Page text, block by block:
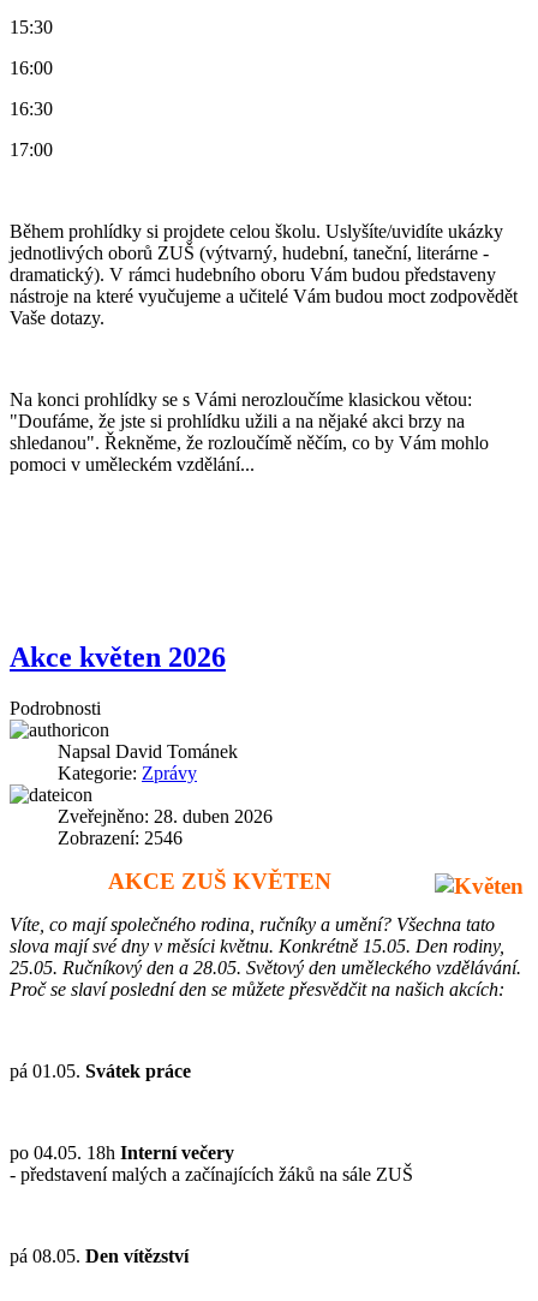
15:30
16:00
16:30
17:00
Během prohlídky si projdete celou školu. Uslyšíte/uvidíte ukázky
jednotlivých oborů ZUŠ (výtvarný, hudební, taneční, literárne -
dramatický). V rámci hudebního oboru Vám budou představeny
nástroje na které vyučujeme a učitelé Vám budou moct zodpovědět
Vaše dotazy.
Na konci prohlídky se s Vámi nerozloučíme klasickou větou:
"Doufáme, že jste si prohlídku užili a na nějaké akci brzy na
shledanou". Řekněme, že rozloučímě něčím, co by Vám mohlo
pomoci v uměleckém vzdělání...
Akce květen 2026
Podrobnosti
Napsal David Tománek
Kategorie: Zprávy
Zveřejněno: 28. duben 2026
Zobrazení: 2546
AKCE ZUŠ KVĚTEN
Víte, co mají společného rodina, ručníky a umění? Všechna tato
slova mají své dny v měsíci květnu. Konkrétně 15.05. Den rodiny,
25.05. Ručníkový den a 28.05. Světový den uměleckého vzdělávání.
Proč se slaví poslední den se můžete přesvědčit na našich akcích:
pá 01.05. Svátek práce
po 04.05. 18h Interní večery
- představení malých a začínajících žáků na sále ZUŠ
pá 08.05. Den vítězství